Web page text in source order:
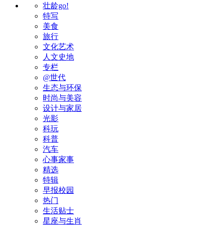
壮龄go!
特写
美食
旅行
文化艺术
人文史地
专栏
@世代
生态与环保
时尚与美容
设计与家居
光影
科玩
科普
汽车
心事家事
精选
特辑
早报校园
热门
生活贴士
星座与生肖